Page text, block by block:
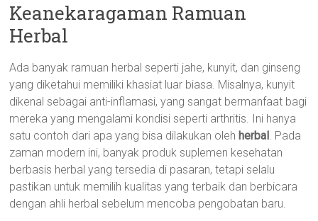
Keanekaragaman Ramuan
Herbal
Ada banyak ramuan herbal seperti jahe, kunyit, dan ginseng
yang diketahui memiliki khasiat luar biasa. Misalnya, kunyit
dikenal sebagai anti-inflamasi, yang sangat bermanfaat bagi
mereka yang mengalami kondisi seperti arthritis. Ini hanya
satu contoh dari apa yang bisa dilakukan oleh herbal. Pada
zaman modern ini, banyak produk suplemen kesehatan
berbasis herbal yang tersedia di pasaran, tetapi selalu
pastikan untuk memilih kualitas yang terbaik dan berbicara
dengan ahli herbal sebelum mencoba pengobatan baru.